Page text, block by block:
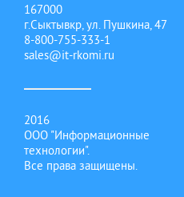
167000
г.Сыктывкр, ул. Пушкина, 47
8-800-755-333-1
sales@it-rkomi.ru
2016
ООО "Информационные
технологии".
Все права защищены.